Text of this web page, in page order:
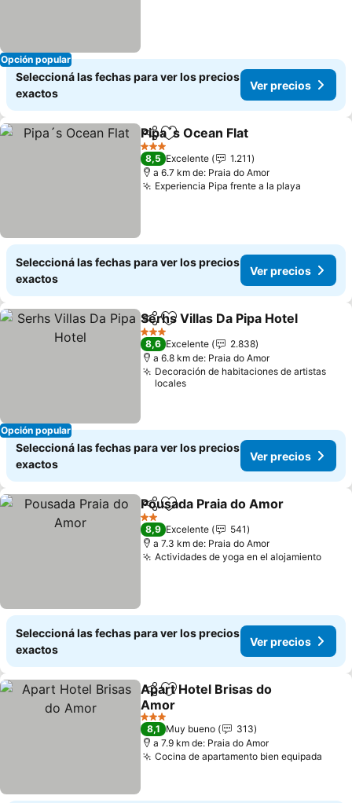
Opción popular
Seleccioná las fechas para ver los precios
exactos
Ver precios
CompartirAñadir a favoritos
Pipa´s Ocean Flat
3 Estrellas
8,5 Excelente
1.211
a 6.7 km de: Praia do Amor
Experiencia Pipa frente a la playa
Seleccioná las fechas para ver los precios
exactos
Ver precios
Opción popular
CompartirAñadir a favoritos
Serhs Villas Da Pipa Hotel
3 Estrellas
8,6 Excelente
2.838
a 6.8 km de: Praia do Amor
Decoración de habitaciones de artistas
locales
Seleccioná las fechas para ver los precios
exactos
Ver precios
CompartirAñadir a favoritos
Pousada Praia do Amor
2 Estrellas
8,9 Excelente
541
a 7.3 km de: Praia do Amor
Actividades de yoga en el alojamientoVer
Seleccioná las fechas para ver los precios
exactos
Ver precios
CompartirAñadir a favoritos
Apart Hotel Brisas do
Amor
Ver precios
3 Estrellas
8,1 Muy bueno
313
a 7.9 km de: Praia do Amor
Cocina de apartamento bien equipada